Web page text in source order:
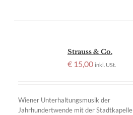
Strauss & Co.
€15,00 inkl. USt.
Wiener Unterhaltungsmusik der
Jahrhundertwende mit der Stadtkapelle